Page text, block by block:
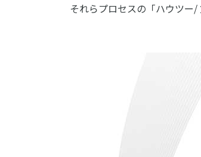
それらプロセスの「ハウツー/